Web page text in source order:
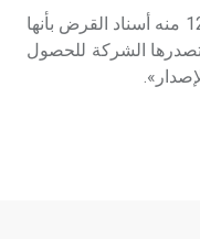
عرّف قانون الشركات رقم 3 لعام 2008 في الفقرة الثانية من المادة 121 منه أسناد القرض بأنها
تصدرها الشركة للحصول